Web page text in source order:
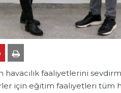
havacılık faaliyetlerini
için eğitim faaliyetleri tüm